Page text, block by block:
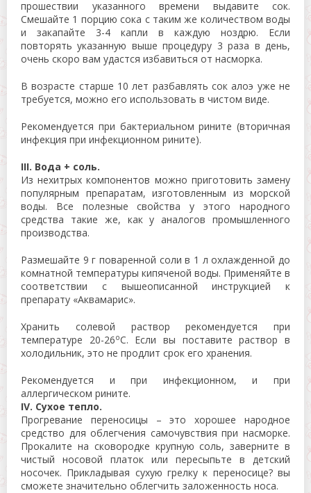
прошествии указанного времени выдавите сок.
Смешайте 1 порцию сока с таким же количеством воды
и закапайте 3-4 капли в каждую ноздрю. Если
повторять указанную выше процедуру 3 раза в день,
очень скоро вам удастся избавиться от насморка.
В возрасте старше 10 лет разбавлять сок алоэ уже не
требуется, можно его использовать в чистом виде.
Рекомендуется при бактериальном рините (вторичная
инфекция при инфекционном рините).
III. Вода + соль.
Из нехитрых компонентов можно приготовить замену
популярным препаратам, изготовленным из морской
воды. Все полезные свойства у этого народного
средства такие же, как у аналогов промышленного
производства.
Размешайте 9 г поваренной соли в 1 л охлажденной до
комнатной температуры кипяченой воды. Применяйте в
соответствии с вышеописанной инструкцией к
препарату «Аквамарис».
Хранить солевой раствор рекомендуется при
температуре 20-26оС. Если вы поставите раствор в
холодильник, это не продлит срок его хранения.
Рекомендуется и при инфекционном, и при
аллергическом рините.
IV. Сухое тепло.
Прогревание переносицы – это хорошее народное
средство для облегчения самочувствия при насморке.
Прокалите на сковородке крупную соль, заверните в
чистый носовой платок или пересыпьте в детский
носочек. Прикладывая сухую грелку к переносице? вы
сможете значительно облегчить заложенность носа.